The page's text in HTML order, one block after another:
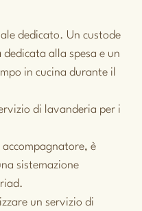
dedicato. Un custode
alla spesa e un
in cucina durante il
di lavanderia per i
è
sistemazione
un servizio di